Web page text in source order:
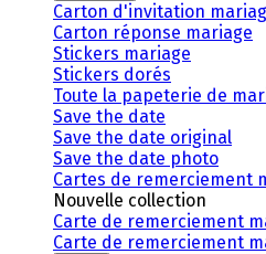
Carton d'invitation
Carton réponse mariage
Stickers mariage
Stickers dorés
Toute la papeterie de
Save the date
Save the date original
Save the date photo
Cartes de remerciement
Nouvelle collection
Carte de remerciement
Carte de remerciement